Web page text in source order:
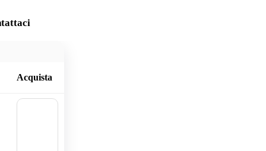
Acquista